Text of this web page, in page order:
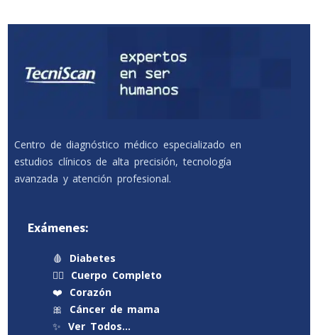
Centro de diagnóstico médico especializado en
estudios clínicos de alta precisión, tecnología
avanzada y atención profesional.
Exámenes:
🩸
Diabetes
🧍‍♂️
Cuerpo Completo
❤️
Corazón
🎀
Cáncer de mama
✨ Ver Todos…